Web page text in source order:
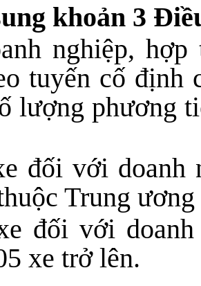
khoản 3
nghiệp,
tuyến cố
lượng phương
đối với doanh
Trung
đối với
xe trở lên.